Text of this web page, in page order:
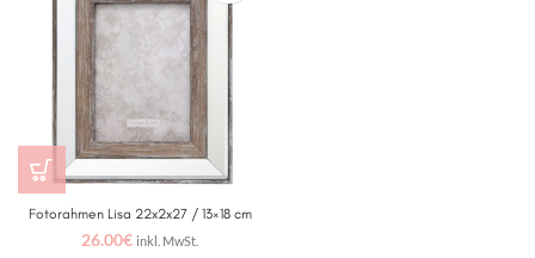
Fotorahmen Lisa 22x2x27 / 13×18 cm
26.00€ inkl. MwSt.